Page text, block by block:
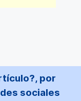
por
sociales